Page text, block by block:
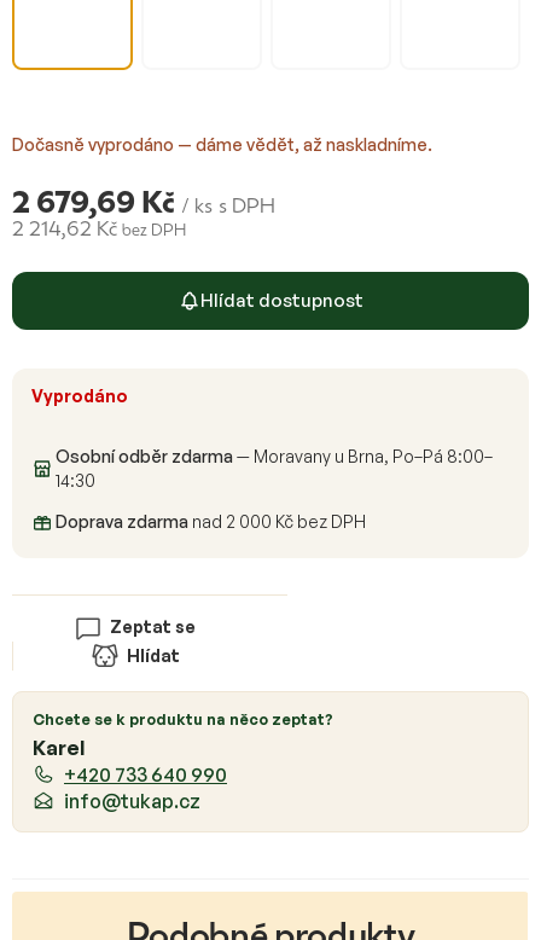
Dočasně vyprodáno — dáme vědět, až naskladníme.
Zeptat se
Hlídat
Vyprodáno
Osobní odběr zdarma— Moravany u Brna, Po–Pá 8:00–
14:30
Doprava zdarma nad 2 000 Kč bez DPH
2 679,69 Kč / ks s DPH
2 214,62 Kč bez DPH
cena:
Hlídat dostupnost
Chcete se k produktu na něco zeptat?
Karel
+420 733 640 990
info@tukap.cz